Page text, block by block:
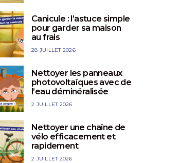
DE SOUDE
DE TÉRÉBENTHINE
SALON & SALLE À MANGER
ASTUCES
WHITE SPIRIT
un meuble en bois
CRISTAUX DE SOUDE
Canicule : l’astuce simple
pour garder sa maison
au frais
28 JUILLET 2026
Nettoyer les panneaux
photovoltaïques avec de
l’eau déminéralisée
2 JUILLET 2026
Nettoyer une chaîne de
vélo efficacement et
rapidement
2 JUILLET 2026